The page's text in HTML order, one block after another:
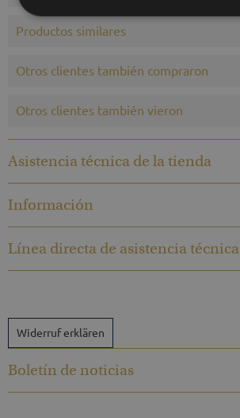
Productos similares
Otros clientes también compraron
Otros clientes también vieron
Asistencia técnica de la tienda
Información
Línea directa de asistencia técnica
Widerruf erklären
Boletín de noticias